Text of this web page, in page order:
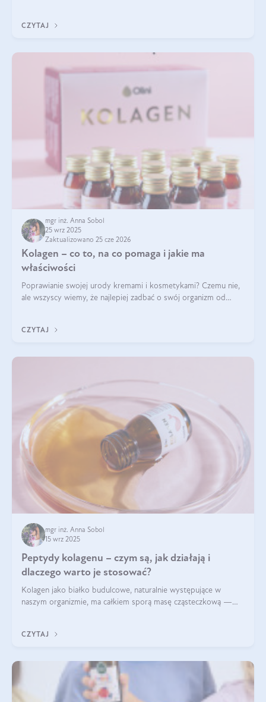
CZYTAJ
mgr inż. Anna Sobol
25 wrz 2025
Zaktualizowano 25 cze 2026
Kolagen – co to, na co pomaga i jakie ma
właściwości
Poprawianie swojej urody kremami i kosmetykami? Czemu nie,
ale wszyscy wiemy, że najlepiej zadbać o swój organizm od
wysokiej jakości suplem
CZYTAJ
mgr inż. Anna Sobol
15 wrz 2025
Peptydy kolagenu – czym są, jak działają i
dlaczego warto je stosować?
Kolagen jako białko budulcowe, naturalnie występujące w
naszym organizmie, ma całkiem sporą masę cząsteczkową —
bardziej biodostępny
CZYTAJ